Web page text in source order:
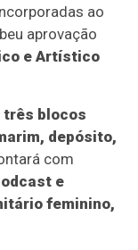
ao
aprovação
e Artístico
três blocos
depósito,
com
e
feminino,